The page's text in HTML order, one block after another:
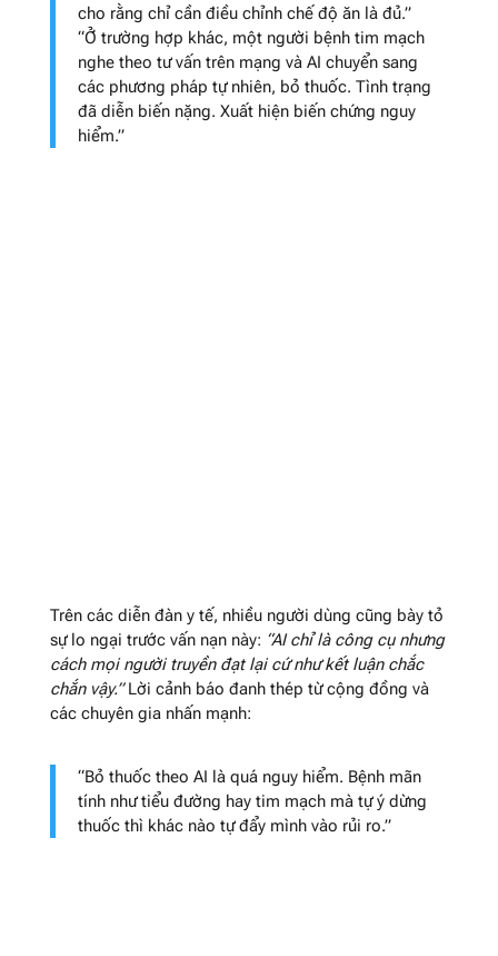
cho rằng chỉ cần điều chỉnh chế độ ăn là đủ.”
“Ở trường hợp khác, một người bệnh tim mạch
nghe theo tư vấn trên mạng và AI chuyển sang
các phương pháp tự nhiên, bỏ thuốc. Tình trạng
đã diễn biến nặng. Xuất hiện biến chứng nguy
hiểm.”
Trên các diễn đàn y tế, nhiều người dùng cũng bày tỏ
sự lo ngại trước vấn nạn này: “AI chỉ là công cụ nhưng
cách mọi người truyền đạt lại cứ như kết luận chắc
chắn vậy.”Lời cảnh báo đanh thép từ cộng đồng và
các chuyên gia nhấn mạnh:
“Bỏ thuốc theo AI là quá nguy hiểm. Bệnh mãn
tính như tiểu đường hay tim mạch mà tự ý dừng
thuốc thì khác nào tự đẩy mình vào rủi ro.”